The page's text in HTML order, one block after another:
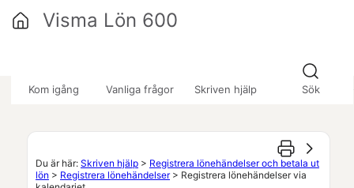
Kom igång Vanliga frågor Skriven hjälp Sök
Visma Lön 600
Du är här: Skriven hjälp > Registrera lönehändelser och betala ut
lön > Registrera lönehändelser> Registrera lönehändelser via